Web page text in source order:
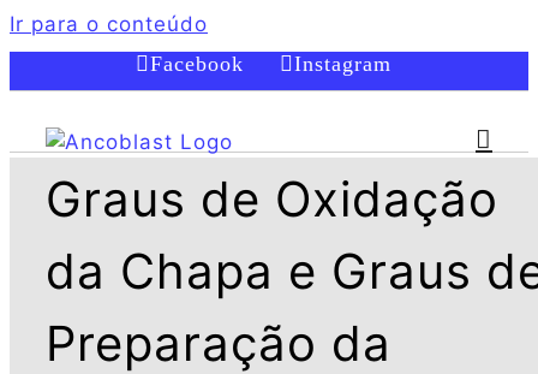
Ir para o conteúdo
Facebook
Instagram
Graus de Oxidação
da Chapa e Graus
Preparação da